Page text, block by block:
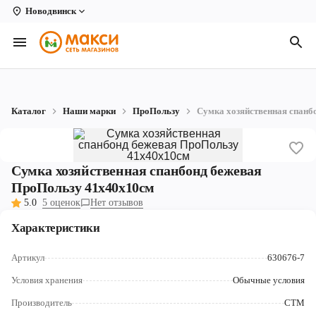
Новодвинск
Вологда
Архангельск
Коряжма
Котлас
Новодвинск
Рыбинск
Каталог Наши марки ПроПользу Сумка хозяйственная
Сумка хозяйственная спанбонд бежевая
ПроПользу 41х40х10см
5.0 5 оценок Нет отзывов
Характеристики
Артикул 630676-7
Условия хранения Обычные условия
Производитель СТМ